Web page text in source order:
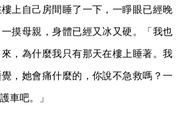
上自己房間睡了一下，一睜眼已經晚
摸母親，身體已經又冰又硬。「我也
，為什麼我只有那天在樓上睡著。我
，她會痛什麼的，你說不急救嗎？一
車吧。」